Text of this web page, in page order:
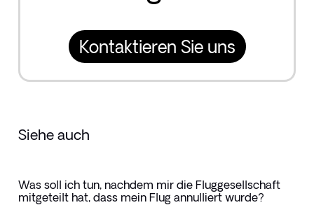
Kontaktieren Sie uns
Siehe auch
Was soll ich tun, nachdem mir die Fluggesellschaft
mitgeteilt hat, dass mein Flug annulliert wurde?